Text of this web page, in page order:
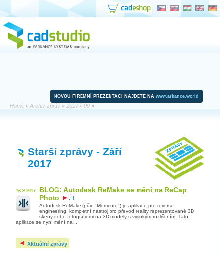
NOVOU FIREMNÍ PREZENTACI NAJDETE NA www.arkance.world
Home » Archiv zpráv » 2017 » 09 »
Starší zprávy - Září
2017
16.9.2017
BLOG: Autodesk ReMake se mění na ReCap
Photo
Autodesk ReMake (pův. "Memento") je aplikace pro reverse-
engineering, kompletní nástroj pro převod reality reprezentované 3D
skeny nebo fotografiemi na 3D modely s vysokým rozlišením. Tato
aplikace se nyní mění na ...
Aktuální zprávy